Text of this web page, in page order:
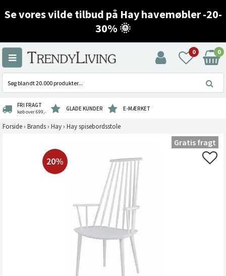
Se vores vilde tilbud på Hay havemøbler -20-
30% 🌞
0 0
FRI FRAGT
køb over 699,- GLADE KUNDER E-MÆRKET
Forside › Brands › Hay › Hay spisebordsstole
20%
Gratis fragt